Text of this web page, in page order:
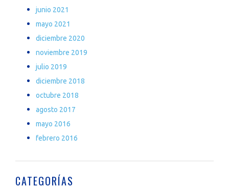
junio 2021
mayo 2021
diciembre 2020
noviembre 2019
julio 2019
diciembre 2018
octubre 2018
agosto 2017
mayo 2016
febrero 2016
CATEGORÍAS